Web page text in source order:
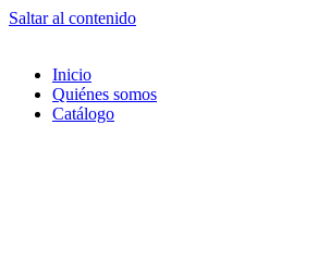
Saltar al contenido
Inicio
Quiénes somos
Catálogo